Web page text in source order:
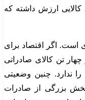
ارزش داشته که
است. اگر اقتصاد برای
تن کالای صادراتی
ندارد. چنین وضعیتی
بزرگی از صادرات